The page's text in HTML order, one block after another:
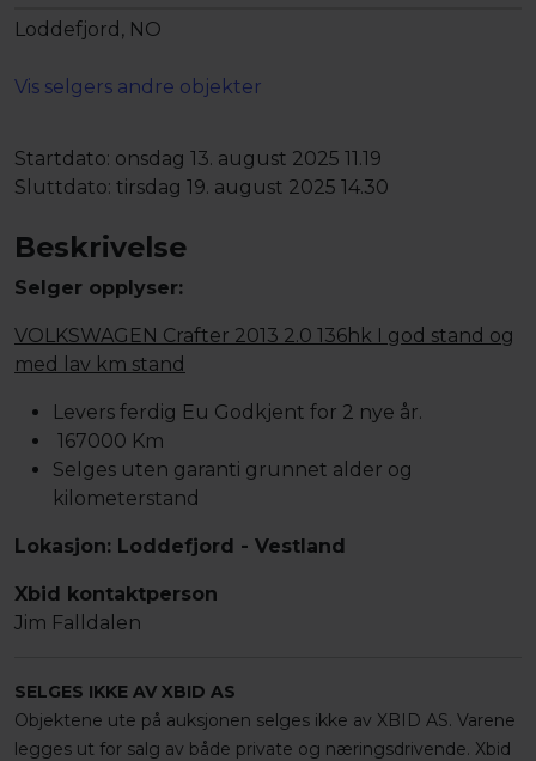
Loddefjord, NO
Vis selgers andre objekter
Startdato: onsdag 13. august 2025 11.19
Sluttdato: tirsdag 19. august 2025 14.30
Beskrivelse
Selger opplyser:
VOLKSWAGEN Crafter 2013 2.0 136hk I god stand og
med lav km stand
Levers ferdig Eu Godkjent for 2 nye år.
167000 Km
Selges uten garanti grunnet alder og
kilometerstand
Lokasjon: Loddefjord - Vestland
Xbid kontaktperson
Jim Falldalen
SELGES IKKE AV XBID AS
Objektene ute på auksjonen selges ikke av XBID AS. Varene
legges ut for salg av både private og næringsdrivende. Xbid